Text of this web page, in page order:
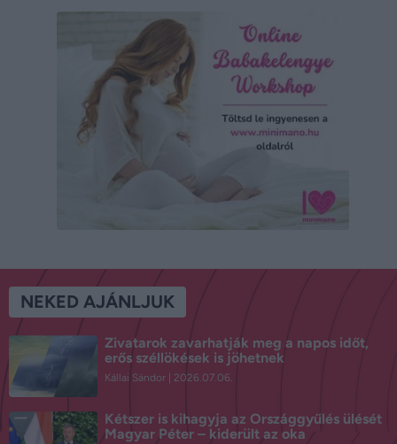
NEKED AJÁNLJUK
Zivatarok zavarhatják meg a napos időt,
erős széllökések is jöhetnek
Kállai Sándor 2026.07.06.
Kétszer is kihagyja az Országgyűlés ülését
Magyar Péter – kiderült az oka